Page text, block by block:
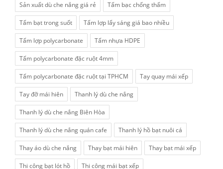
Sản xuất dù che nắng giá rẻ Tấm bạc chống thấm
Tấm bạt trong suốt Tấm lợp lấy sáng giá bao nhiều
Tấm lợp polycarbonate Tấm nhựa HDPE
Tấm polycarbonate đặc ruột 4mm
Tấm polycarbonate đặc ruột tại TPHCM Tay quay mái xếp
Tay đỡ mái hiên Thanh lý dù che nắng
Thanh lý dù che nắng Biên Hòa
Thanh lý dù che nắng quán cafe Thanh lý hồ bạt nuôi cá
Thay áo dù che nắng Thay bạt mái hiên Thay bạt mái xếp
Thi công bạt lót hồ Thi công mái bạt xếp